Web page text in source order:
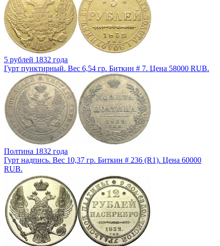
5 рублей 1832 года
Гурт пунктирный. Вес 6,54 гр. Биткин # 7. Цена 58000 RUB.
Полтина 1832 года
Гурт надпись. Вес 10,37 гр. Биткин # 236 (R1). Цена 60000
RUB.